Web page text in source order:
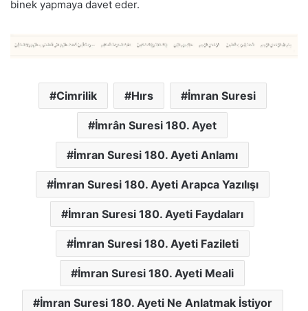
binek yapmaya davet eder.
Cimrilik Hırs İmran Suresi
İmrân Suresi 180. Ayet
İmran Suresi 180. Ayeti Anlamı
İmran Suresi 180. Ayeti Arapca Yazılışı
İmran Suresi 180. Ayeti Faydaları
İmran Suresi 180. Ayeti Fazileti
İmran Suresi 180. Ayeti Meali
İmran Suresi 180. Ayeti Ne Anlatmak İstiyor